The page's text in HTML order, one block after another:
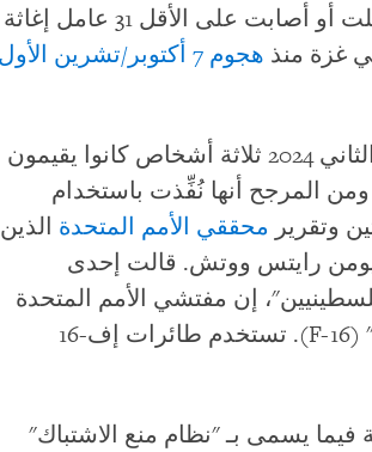
من منظمات الإغاثة قبل الضربات، التي قتلت أو أصابت على الأقل 31 عامل إغاثة
غزة منذ هجوم 7 أكتوبر/تشرين الأول
أصابت إحدى الهجمات في 18 يناير/كانون الثاني 2024 ثلاثة أشخاص كانوا يقيمون
المرجح أنها نُفِّذت باستخدام
وتقرير محققي الأمم المتحدة الذين
هيومن رايتس ووتش. قالت إحدى
إن مفتشي الأمم المتحدة
طائرة "إف-16" (F-16). تستخدم طائرات إف-16
يسمى بـ "نظام منع الاشتباك"